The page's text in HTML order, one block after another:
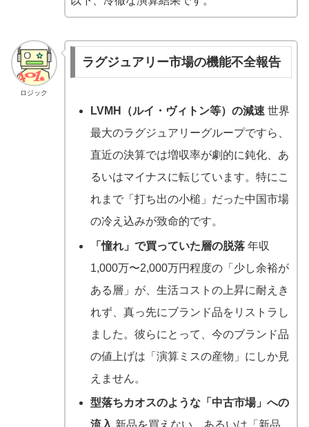
ロジック
ラグジュアリー市場の機能不全報告
LVMH（ルイ・ヴィトン等）の減速 世界
最大のラグジュアリーグループですら、
直近の決算では増収率が劇的に鈍化、あ
るいはマイナスに転じています。特にこ
れまで「打ち出の小槌」だった中国市場
の冷え込みが致命的です。
「憧れ」で買っていた層の脱落年収
1,000万〜2,000万円程度の「少し余裕が
ある層」が、生活コストの上昇に耐えき
れず、真っ先にブランド品をリストラし
ました。彼らにとって、今のブランド品
の値上げは「演算ミスの産物」にしか見
えません。
型落ちカオスのような「中古市場」への
流入 新品を買えない、あるいは「新品